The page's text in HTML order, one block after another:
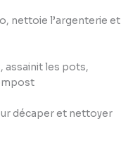
nettoie l’argenterie et
assainit les pots,
décaper et nettoyer